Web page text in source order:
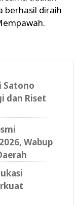
berhasil diraih
Satono
dan Riset
Wabup